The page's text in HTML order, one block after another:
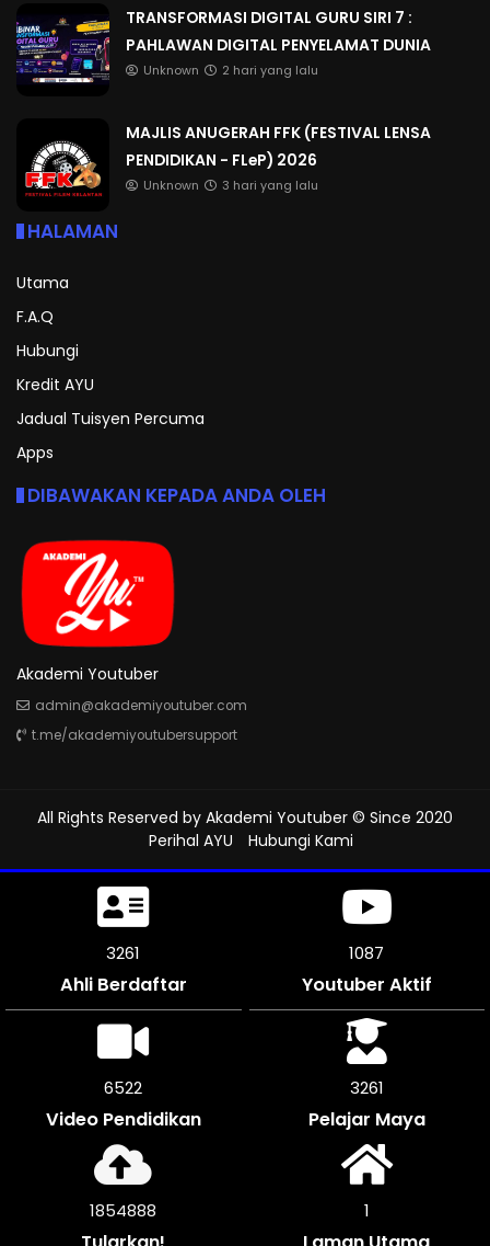
TRANSFORMASI DIGITAL GURU SIRI 7 :
PAHLAWAN DIGITAL PENYELAMAT DUNIA
Unknown 2 hari yang lalu
MAJLIS ANUGERAH FFK (FESTIVAL LENSA
PENDIDIKAN - FLeP) 2026
Unknown 3 hari yang lalu
HALAMAN
Utama
F.A.Q
Hubungi
Kredit AYU
Jadual Tuisyen Percuma
Apps
DIBAWAKAN KEPADA ANDA OLEH
Akademi Youtuber
admin@akademiyoutuber.com
t.me/akademiyoutubersupport
All Rights Reserved by Akademi Youtuber © Since 2020
Perihal AYU
Hubungi Kami
3705
Ahli Berdaftar
1235
Youtuber Aktif
7410
Video Pendidikan
3702
Pelajar Maya
2107672 1